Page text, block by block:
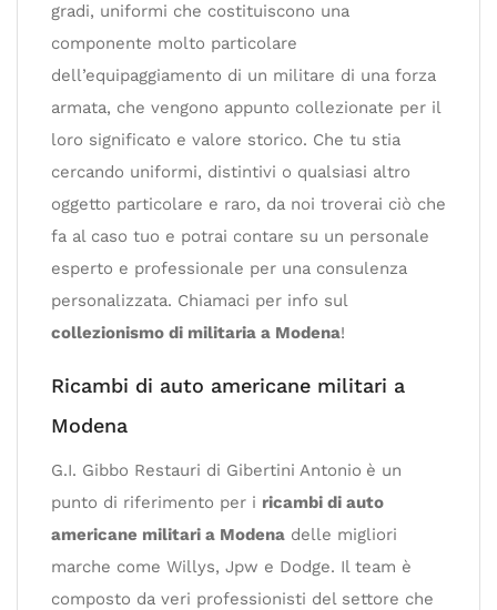
gradi, uniformi che costituiscono una
componente molto particolare
dell’equipaggiamento di un militare di una forza
armata, che vengono appunto collezionate per il
loro significato e valore storico. Che tu stia
cercando uniformi, distintivi o qualsiasi altro
oggetto particolare e raro, da noi troverai ciò che
fa al caso tuo e potrai contare su un personale
esperto e professionale per una consulenza
personalizzata. Chiamaci per info sul
collezionismo di militaria a Modena!
Ricambi di auto americane militari a
Modena
G.I. Gibbo Restauri di Gibertini Antonio è un
punto di riferimento per i ricambi di auto
americane militari a Modena delle migliori
marche come Willys, Jpw e Dodge. Il team è
composto da veri professionisti del settore che